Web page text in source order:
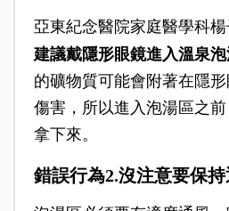
亞東紀念醫院家庭醫學科
建議戴隱形眼鏡進入溫泉泡
的礦物質可能會附著在隱
傷害，所以進入泡湯區之
拿下來。
錯誤行為2.沒注意要保